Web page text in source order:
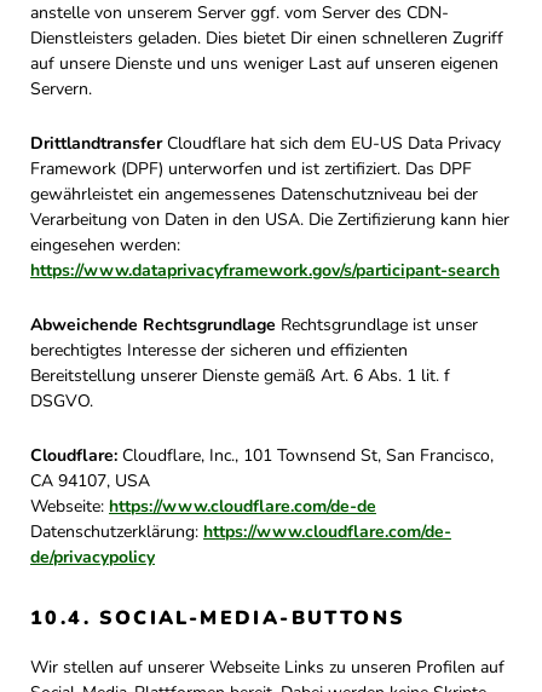
anstelle von unserem Server ggf. vom Server des CDN-
Dienstleisters geladen. Dies bietet Dir einen schnelleren Zugriff
auf unsere Dienste und uns weniger Last auf unseren eigenen
Servern.
DrittlandtransferCloudflare hat sich dem EU-US Data Privacy
Framework (DPF) unterworfen und ist zertifiziert. Das DPF
gewährleistet ein angemessenes Datenschutzniveau bei der
Verarbeitung von Daten in den USA. Die Zertifizierung kann hier
eingesehen werden:
https://www.dataprivacyframework.gov/s/participant-search
Abweichende Rechtsgrundlage Rechtsgrundlage ist unser
berechtigtes Interesse der sicheren und effizienten
Bereitstellung unserer Dienste gemäß Art. 6 Abs. 1 lit. f
DSGVO.
Cloudflare: Cloudflare, Inc., 101 Townsend St, San Francisco,
CA 94107, USA
Webseite: https://www.cloudflare.com/de-de
Datenschutzerklärung: https://www.cloudflare.com/de-
de/privacypolicy
10.4. SOCIAL-MEDIA-BUTTONS
Wir stellen auf unserer Webseite Links zu unseren Profilen auf